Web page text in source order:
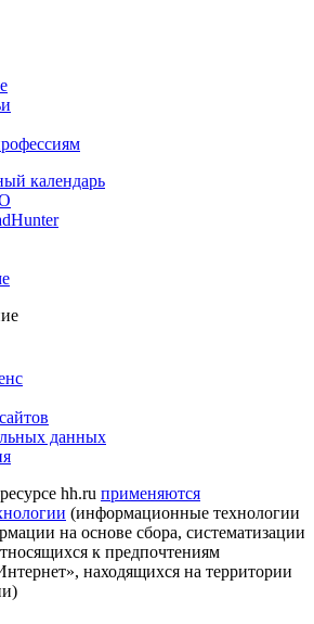
календарь
данных
hh.ru применяются
(информационные технологии
на основе сбора, систематизации
к предпочтениям
находящихся на территории